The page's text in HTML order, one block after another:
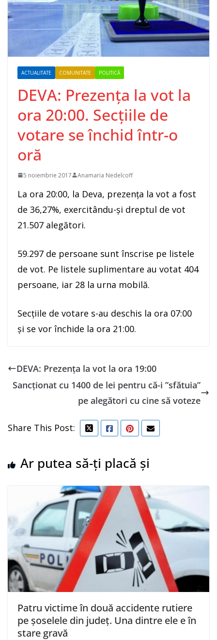
ACTUALITATE COMUNITATE POLITICĂ
DEVA: Prezența la vot la
ora 20:00. Secțiile de
votare se închid într-o
oră
5 noiembrie 2017 Anamaria Nedelcoff
La ora 20:00, la Deva, prezența la vot a fost
de 36,27%, exercitându-și dreptul de vot
21.507 alegători.
59.297 de persoane sunt înscrise pe listele
de vot. Pe listele suplimentare au votat 404
persoane, iar 28 la urna mobilă.
Secțiile de votare s-au deschis la ora 07:00
și se vor închide la ora 21:00.
DEVA: Prezența la vot la ora 19:00
Sancționat cu 1400 de lei pentru că-i ”sfătuia”
pe alegători cu cine să voteze
Share This Post:
Ar putea să-ți placă și
Patru victime în două accidente rutiere
pe șoselele din județ. Una dintre ele e în
stare gravă